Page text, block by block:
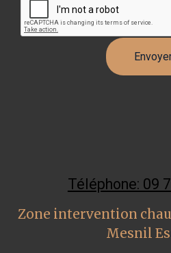
Téléphone: 09
Zone intervention
Mesnil